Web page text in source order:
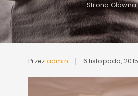
Strona Główna
Przez admin 6 listopada, 2015